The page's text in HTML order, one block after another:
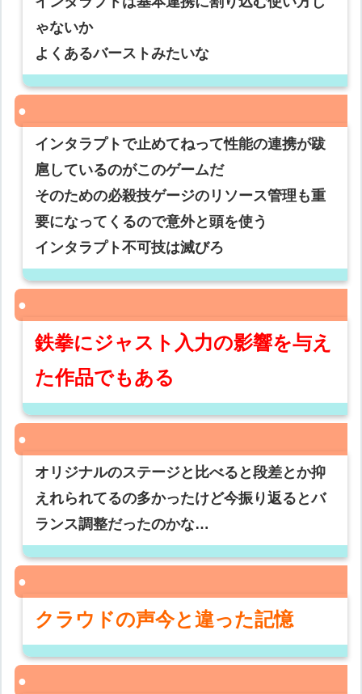
ゃないか
よくあるバーストみたいな
インタラプトで止めてねって性能の連携が跋
扈しているのがこのゲームだ
そのための必殺技ゲージのリソース管理も重
要になってくるので意外と頭を使う
インタラプト不可技は滅びろ
鉄拳にジャスト入力の影響を与え
た作品でもある
オリジナルのステージと比べると段差とか抑
えれられてるの多かったけど今振り返るとバ
ランス調整だったのかな…
クラウドの声今と違った記憶